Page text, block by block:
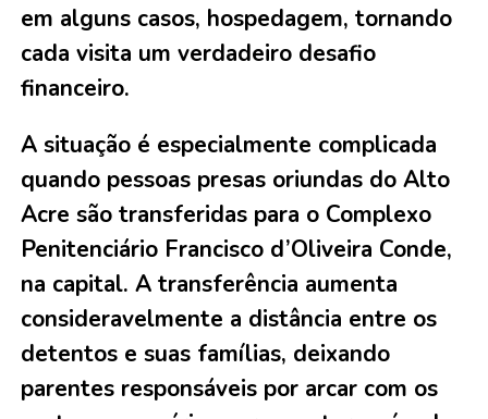
em alguns casos, hospedagem, tornando
cada visita um verdadeiro desafio
financeiro.
A situação é especialmente complicada
quando pessoas presas oriundas do Alto
Acre são transferidas para o Complexo
Penitenciário Francisco d’Oliveira Conde,
na capital. A transferência aumenta
consideravelmente a distância entre os
detentos e suas famílias, deixando
parentes responsáveis por arcar com os